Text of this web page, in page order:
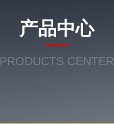
产品中心
PRODUCTS CENTER